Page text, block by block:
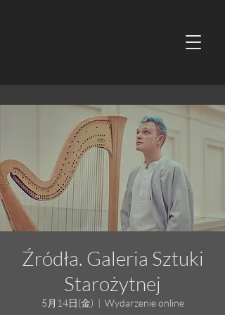
Źródła. Galeria Sztuki
Starożytnej
5月14日(金)
  |
Wydarzenie online